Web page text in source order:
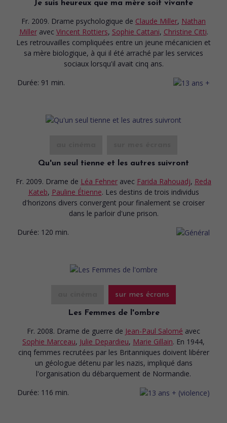
Je suis heureux que ma mère soit vivante
Fr. 2009. Drame psychologique de Claude Miller, Nathan
Miller avec Vincent Rottiers, Sophie Cattani, Christine Citti.
Les retrouvailles compliquées entre un jeune mécanicien et
sa mère biologique, à qui il été arraché par les services
sociaux lorsqu'il avait cinq ans.
Durée: 91 min.
Qu'un seul tienne et les autres suivront
Fr. 2009. Drame de Léa Fehner avec Farida Rahouadj, Reda
Kateb, Pauline Étienne. Les destins de trois individus
d'horizons divers convergent pour finalement se croiser
dans le parloir d'une prison.
Durée: 120 min.
sur mes écrans
Les Femmes de l'ombre
Fr. 2008. Drame de guerre de Jean-Paul Salomé avec
Sophie Marceau, Julie Depardieu, Marie Gillain. En 1944,
cinq femmes recrutées par les Britanniques doivent libérer
un géologue détenu par les nazis, impliqué dans
l'organisation du débarquement de Normandie.
Durée: 116 min.